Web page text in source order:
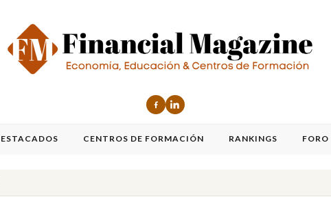
CENTROS DE FORMACIÓN RANKINGS FORO